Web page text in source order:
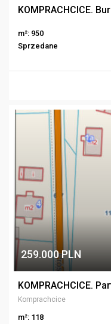
m²: 950
Sprzedane
259.000 PLN
Komprachcice
m²: 118